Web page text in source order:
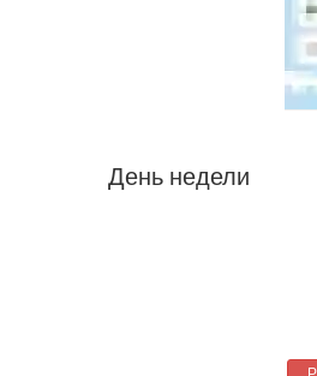
День недели